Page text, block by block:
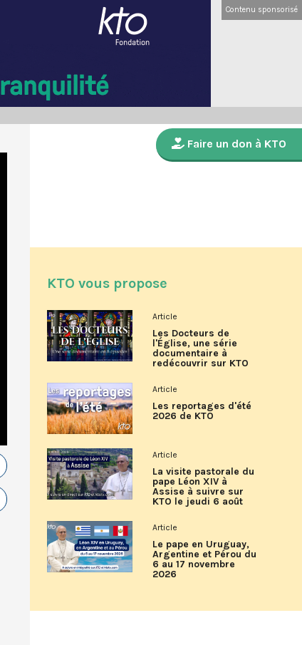
Contenu sponsorisé
Faire un don à KTO
KTO vous propose
Article
Les Docteurs de
l'Église, une série
documentaire à
redécouvrir sur KTO
Article
Les reportages d'été
2026 de KTO
Article
La visite pastorale du
pape Léon XIV à
Assise à suivre sur
KTO le jeudi 6 août
Article
Le pape en Uruguay,
Argentine et Pérou du
6 au 17 novembre
2026